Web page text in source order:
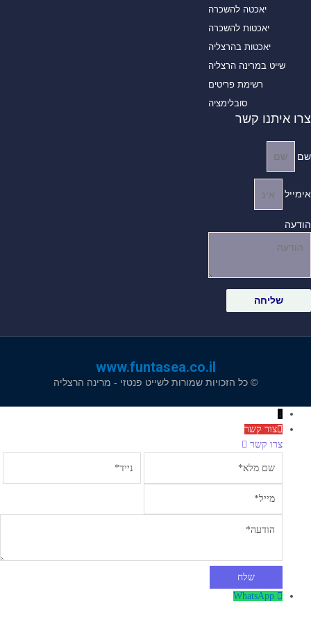
יאכטה להשכרה
יאכטות להשכרה
יאכטות בהרצליה
שייט במרינה הרצליה
רשימת פריטים
סובלימציה
איתנו קשר
שליחה
www.funtasea.co.il
© כל הזכויות שמורות לשייט פנטזי - מרינה הרצליה
↓
צור קשר
צרו קשר
WhatsApp